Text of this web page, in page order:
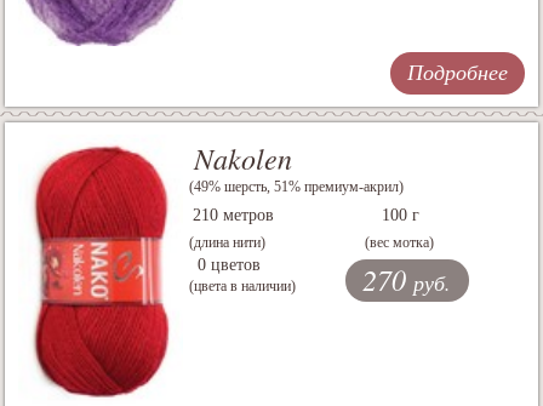
Подробнее
Nakolen
(49% шерсть, 51% премиум-акрил)
210 метров
(длина нити)
100 г
(вес мотка)
0 цветов
(цвета в наличии) 270 руб.